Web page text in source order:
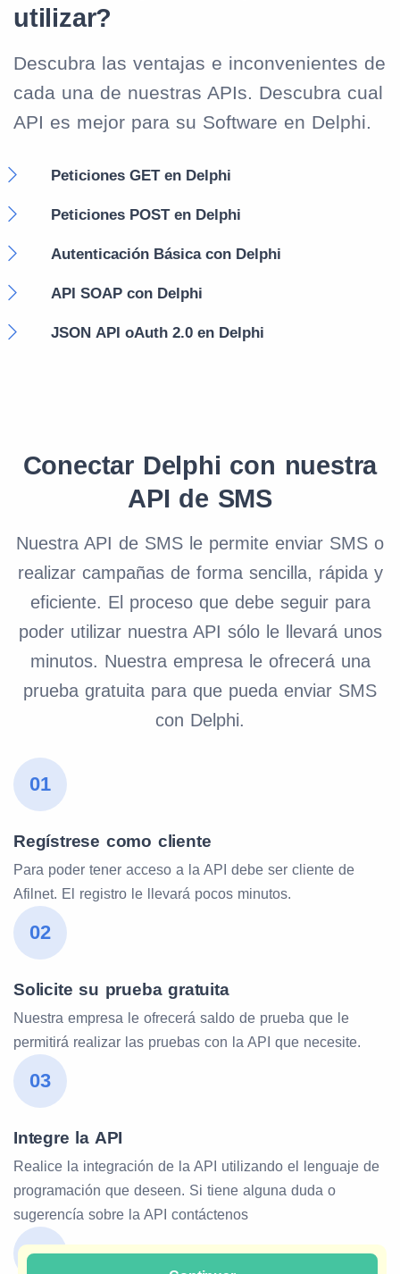
utilizar?
Descubra las ventajas e inconvenientes de
cada una de nuestras APIs. Descubra cual
API es mejor para su Software en Delphi.
Peticiones GET en Delphi
Peticiones POST en Delphi
Autenticación Básica con Delphi
API SOAP con Delphi
JSON API oAuth 2.0 en Delphi
Conectar Delphi con nuestra
API de SMS
Nuestra API de SMS le permite enviar SMS o
realizar campañas de forma sencilla, rápida y
eficiente. El proceso que debe seguir para
poder utilizar nuestra API sólo le llevará unos
minutos. Nuestra empresa le ofrecerá una
prueba gratuita para que pueda enviar SMS
con Delphi.
01
Regístrese como cliente
Para poder tener acceso a la API debe ser cliente de
Afilnet. El registro le llevará pocos minutos.
02
Solicite su prueba gratuita
Nuestra empresa le ofrecerá saldo de prueba que le
permitirá realizar las pruebas con la API que necesite.
03
Integre la API
Realice la integración de la API utilizando el lenguaje de
programación que deseen. Si tiene alguna duda o
sugerencía sobre la API contáctenos
04